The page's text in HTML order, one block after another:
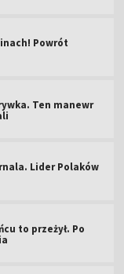
Powrót
Ten manewr
Lider Polaków
to przeżył. Po